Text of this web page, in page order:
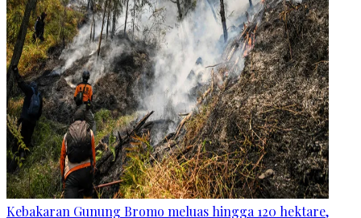
Kebakaran Gunung Bromo meluas hingga 120 hektare,